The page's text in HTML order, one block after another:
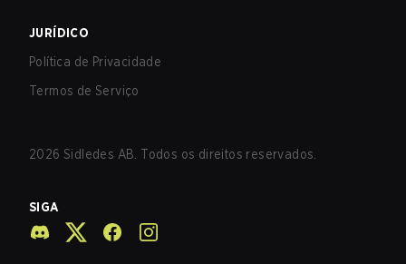
JURÍDICO
Política de Privacidade
Termos de Serviço
2026 Sidledes AB. Todos os direitos reservados.
SIGA